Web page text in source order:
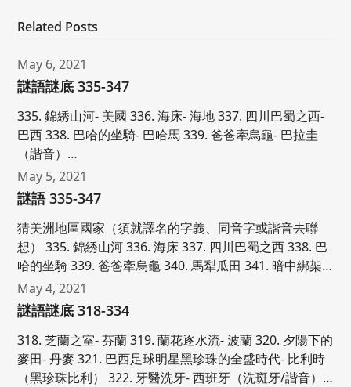
Related Posts
May 6, 2021
謎語謎底 335-347
335. 錦綉山河- 美國 336. 海床- 海地 337. 四川巴蜀之西-
巴西 338. 巴哈的坐騎- 巴哈馬 339. 爸爸牽烏龜- 巴拉圭
（諧音）…
May 5, 2021
謎語 335-347
猜美洲地區國家（須就譯名的字義、同音字或諧音去聯
想） 335. 錦綉山河 336. 海床 337. 四川巴蜀之西 338. 巴
哈的坐騎 339. 爸爸牽烏龜 340. 馬犁瓜田 341. 暗中綁架…
May 4, 2021
謎語謎底 318-334
318. 芝蘭之室- 芬蘭 319. 蘭花逐水流- 波蘭 320. 夕陽下的
麥田- 丹麥 321. 巴西足球明星黑珍珠的全盛時代- 比利時
（黑珍珠比利） 322. 牙醫洗牙- 西班牙（洗斑牙/諧音）…